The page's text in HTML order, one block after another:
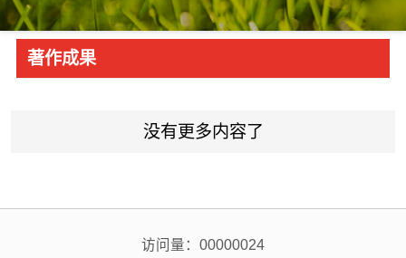
著作成果
没有更多内容了
访问量： 00000024